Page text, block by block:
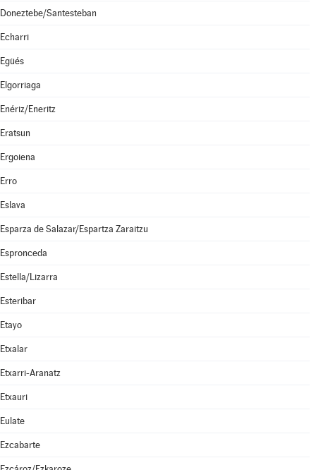
Doneztebe/Santesteban
Echarri
Egüés
Elgorriaga
Enériz/Eneritz
Eratsun
Ergoiena
Erro
Eslava
Esparza de Salazar/Espartza Zaraitzu
Espronceda
Estella/Lizarra
Esteribar
Etayo
Etxalar
Etxarri-Aranatz
Etxauri
Eulate
Ezcabarte